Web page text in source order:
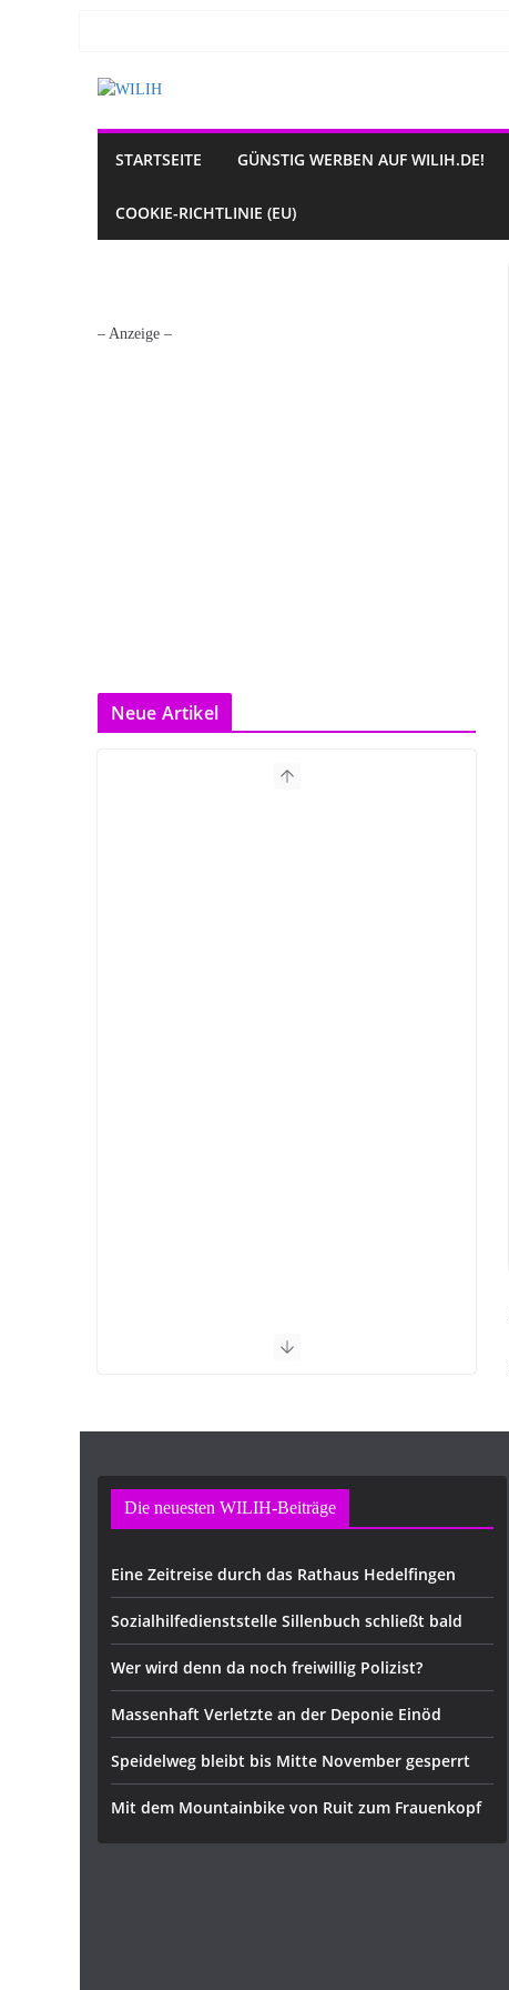
STARTSEITE GÜNSTIG WERBEN AUF WILIH.DE!
COOKIE-RICHTLINIE (EU)
– Anzeige –
Neue Artikel
Die neuesten WILIH-Beiträge
Eine Zeitreise durch das Rathaus Hedelfingen
Sozialhilfedienststelle Sillenbuch schließt bald
Wer wird denn da noch freiwillig Polizist?
Massenhaft Verletzte an der Deponie Einöd
Speidelweg bleibt bis Mitte November gesperrt
Mit dem Mountainbike von Ruit zum Frauenkopf